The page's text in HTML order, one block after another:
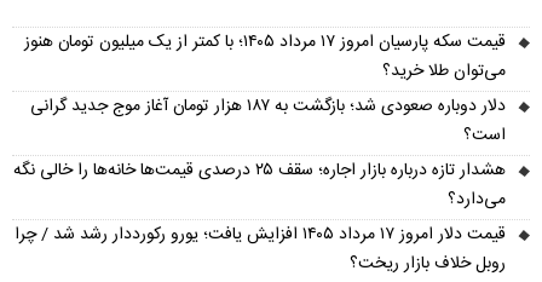
قیمت سکه پارسیان امروز ۱۷ مرداد ۱۴۰۵؛ با کمتر از یک میلیون تومان هنوز
می‌توان طلا خرید؟
دلار دوباره صعودی شد؛ بازگشت به ۱۸۷ هزار تومان آغاز موج جدید گرانی
است؟
هشدار تازه درباره بازار اجاره؛ سقف ۲۵ درصدی قیمت‌ها خانه‌ها را خالی نگه
می‌دارد؟
قیمت دلار امروز ۱۷ مرداد ۱۴۰۵ افزایش یافت؛ یورو رکورددار رشد شد / چرا
روبل خلاف بازار ریخت؟